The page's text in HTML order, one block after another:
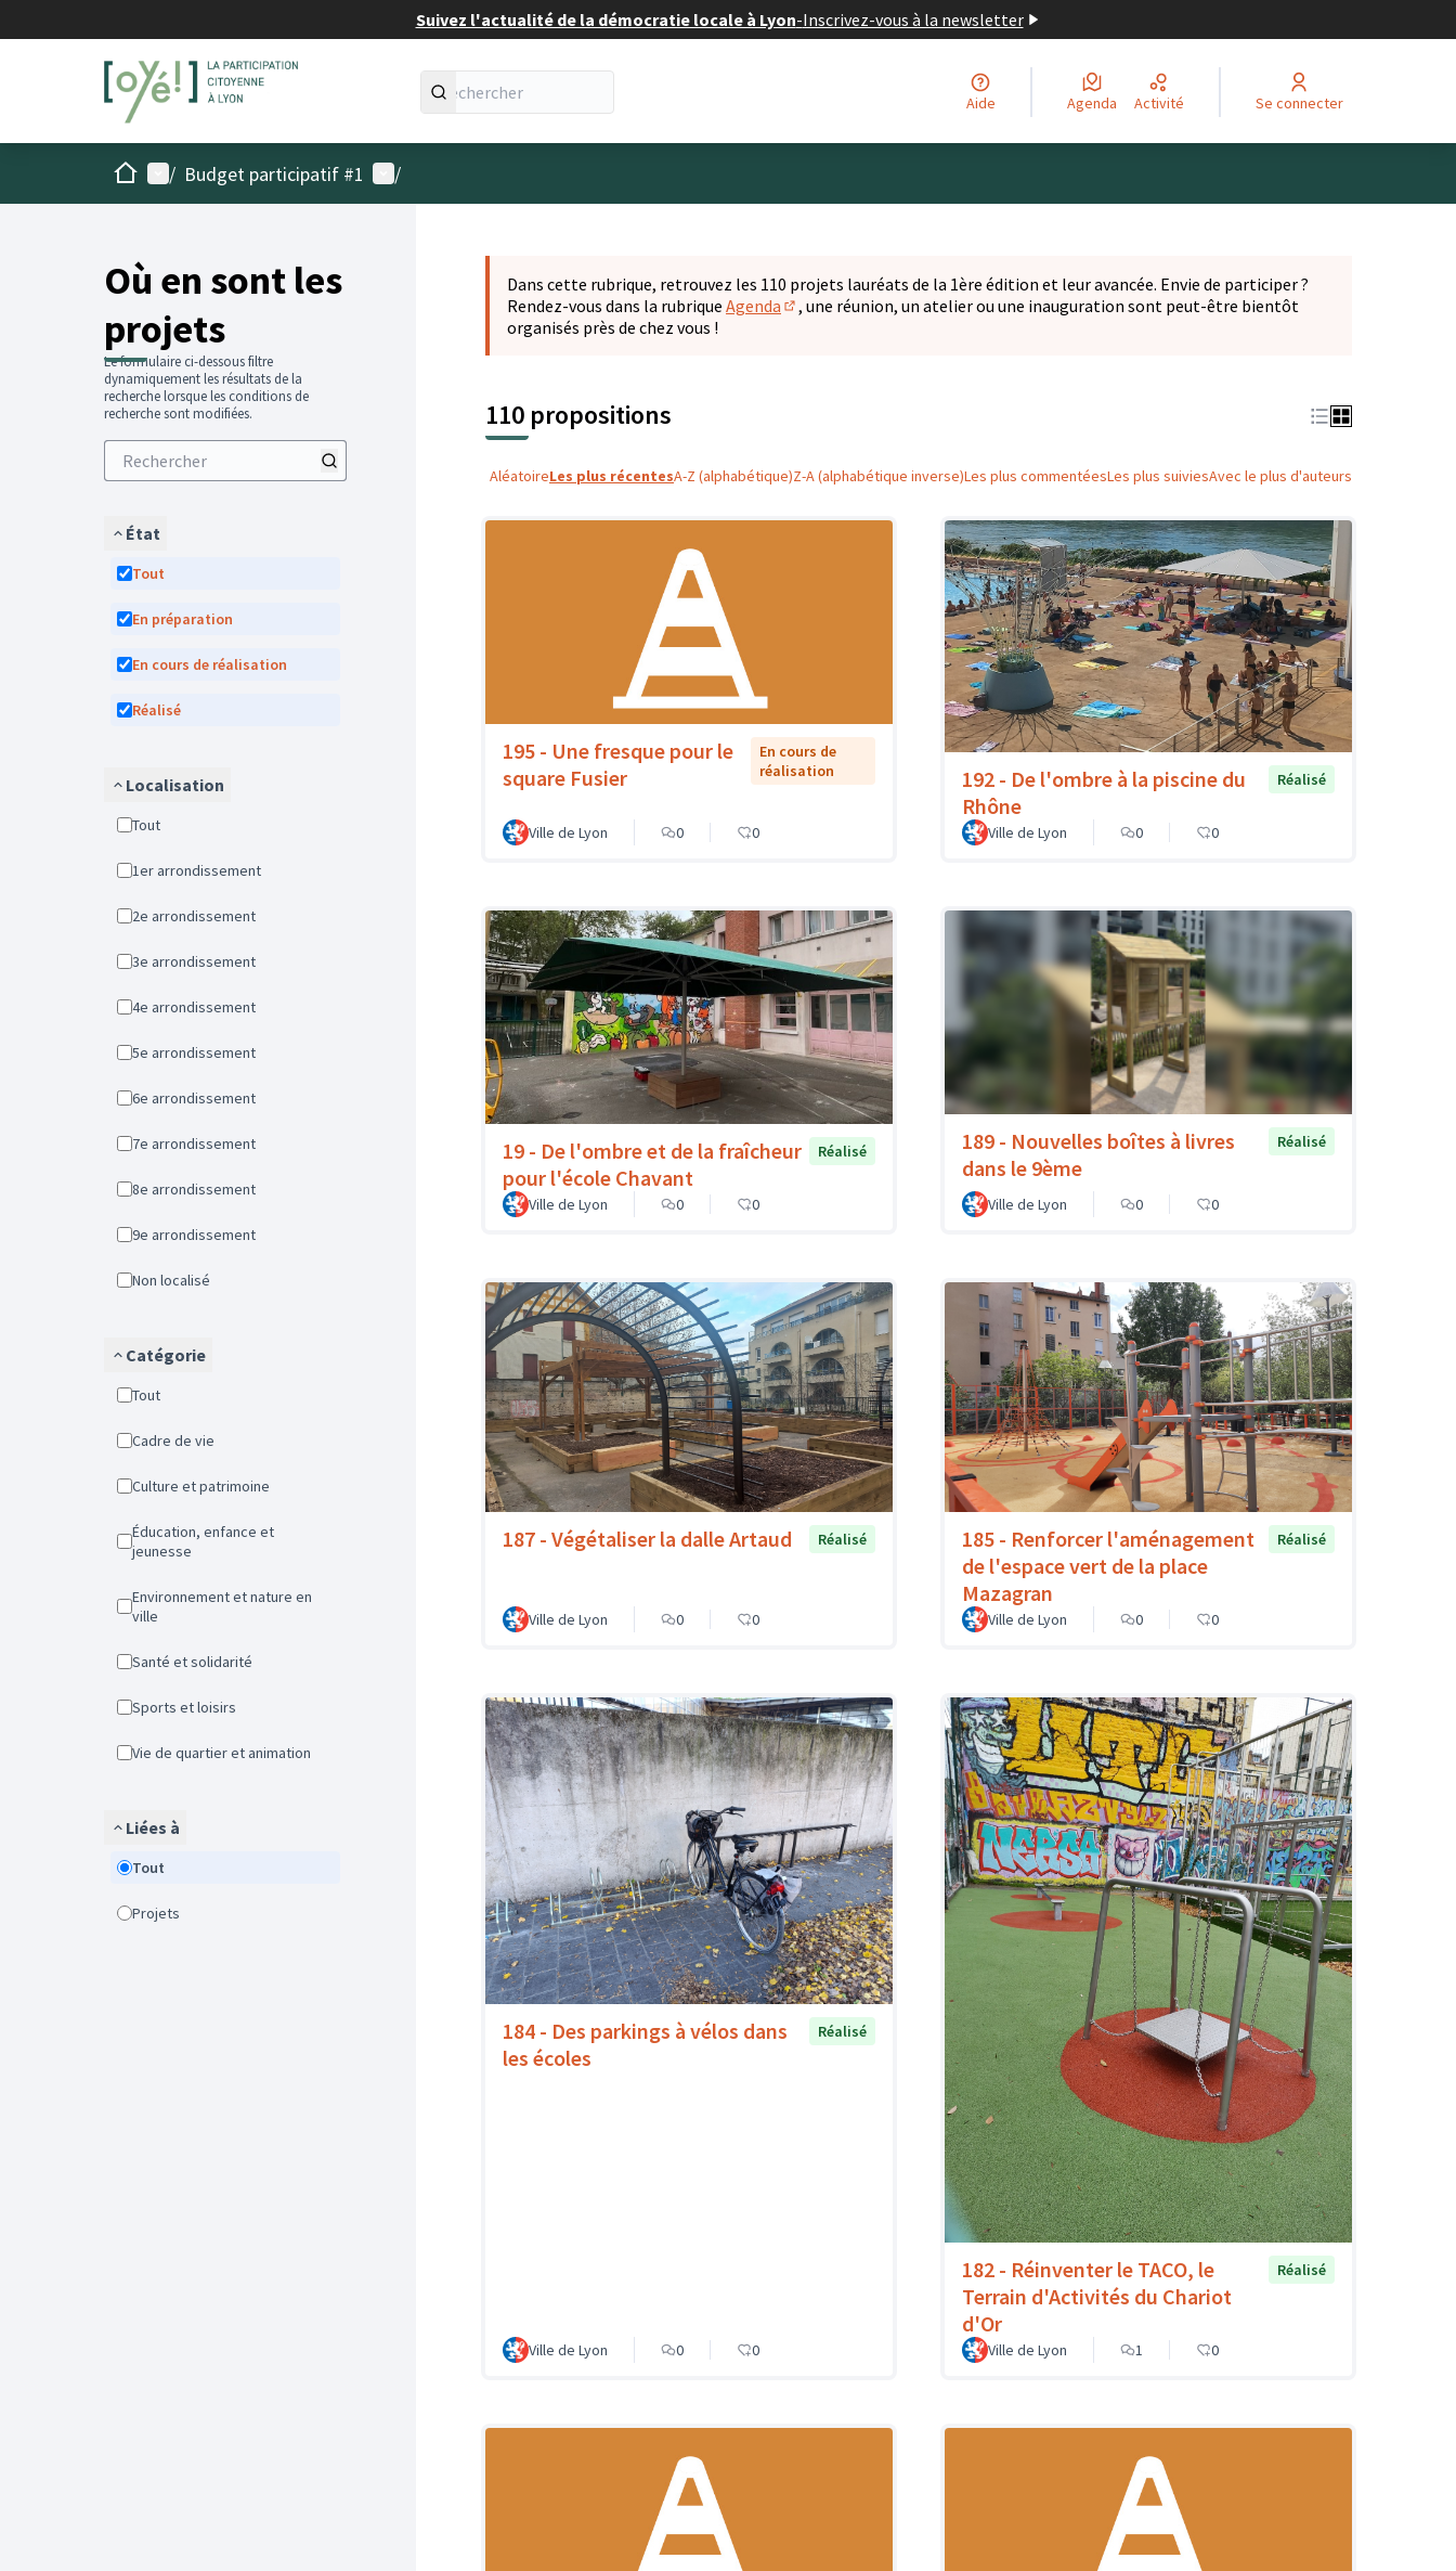
Suivez l'actualité de la démocratie locale à Lyon-Inscrivez-vous à la newsletter
Aide Agenda Activité Se connecter
AccueilMenu principal
/ Budget participatif #1 Menu utilisateur
/
Où en sont les
projets
Le formulaire ci-dessous filtre
dynamiquement les résultats de la
recherche lorsque les conditions de
recherche sont modifiées.
État
Tout
En préparation
En cours de réalisation
Réalisé
Localisation
Tout
1er arrondissement
2e arrondissement
3e arrondissement
4e arrondissement
5e arrondissement
6e arrondissement
7e arrondissement
8e arrondissement
9e arrondissement
Non localisé
Catégorie
Tout
Cadre de vie
Culture et patrimoine
Éducation, enfance et
jeunesse
Environnement et nature en
ville
Santé et solidarité
Sports et loisirs
Vie de quartier et animation
Liées à
Tout
Projets
Dans cette rubrique, retrouvez les 110 projets lauréats de la 1ère édition et leur avancée. Envie de participer ?
Rendez-vous dans la rubrique Agenda
(S'ouvre dans un nouvel onglet)
, une réunion, un atelier ou une inauguration sont peut-être bientôt
organisés près de chez vous !
110 propositions
AléatoireLes plus récentesA-Z (alphabétique)Z-A (alphabétique inverse)Les plus commentéesLes plus suiviesAvec le plus d'auteurs
195 - Une fresque pour le
square Fusier
En cours de
réalisation
Ville de Lyon 0 0
192 - De l'ombre à la piscine du
Rhône
Réalisé
Ville de Lyon 0 0
19 - De l'ombre et de la fraîcheur
pour l'école Chavant
Réalisé
Ville de Lyon 0 0
189 - Nouvelles boîtes à livres
dans le 9ème
Réalisé
Ville de Lyon 0 0
187 - Végétaliser la dalle Artaud Réalisé
Ville de Lyon 0 0
185 - Renforcer l'aménagement
de l'espace vert de la place
Mazagran
Réalisé
Ville de Lyon 0 0
184 - Des parkings à vélos dans
les écoles
Réalisé
Ville de Lyon 0 0
182 - Réinventer le TACO, le
Terrain d'Activités du Chariot
d'Or
Réalisé
Ville de Lyon 1 0